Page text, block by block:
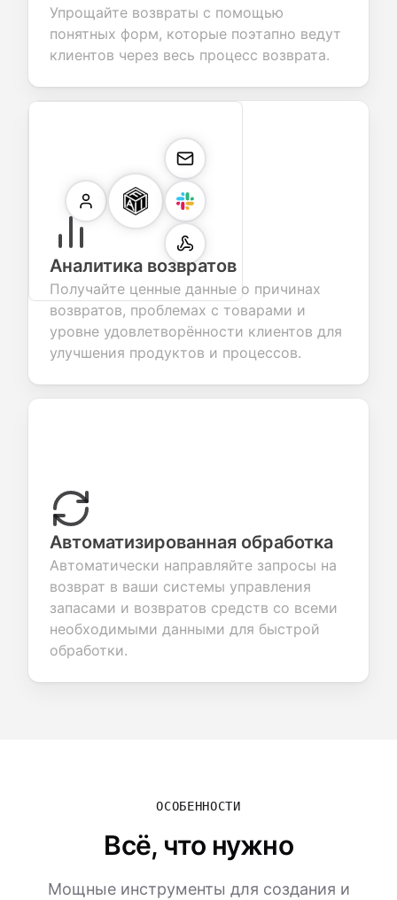
Упрощайте возвраты с помощью
понятных форм, которые поэтапно ведут
клиентов через весь процесс возврата.
Аналитика возвратов
Получайте ценные данные о причинах
возвратов, проблемах с товарами и
уровне удовлетворённости клиентов для
улучшения продуктов и процессов.
Автоматизированная обработка
Автоматически направляйте запросы на
возврат в ваши системы управления
запасами и возвратов средств со всеми
необходимыми данными для быстрой
обработки.
ОСОБЕННОСТИ
Всё, что нужно
Мощные инструменты для создания и